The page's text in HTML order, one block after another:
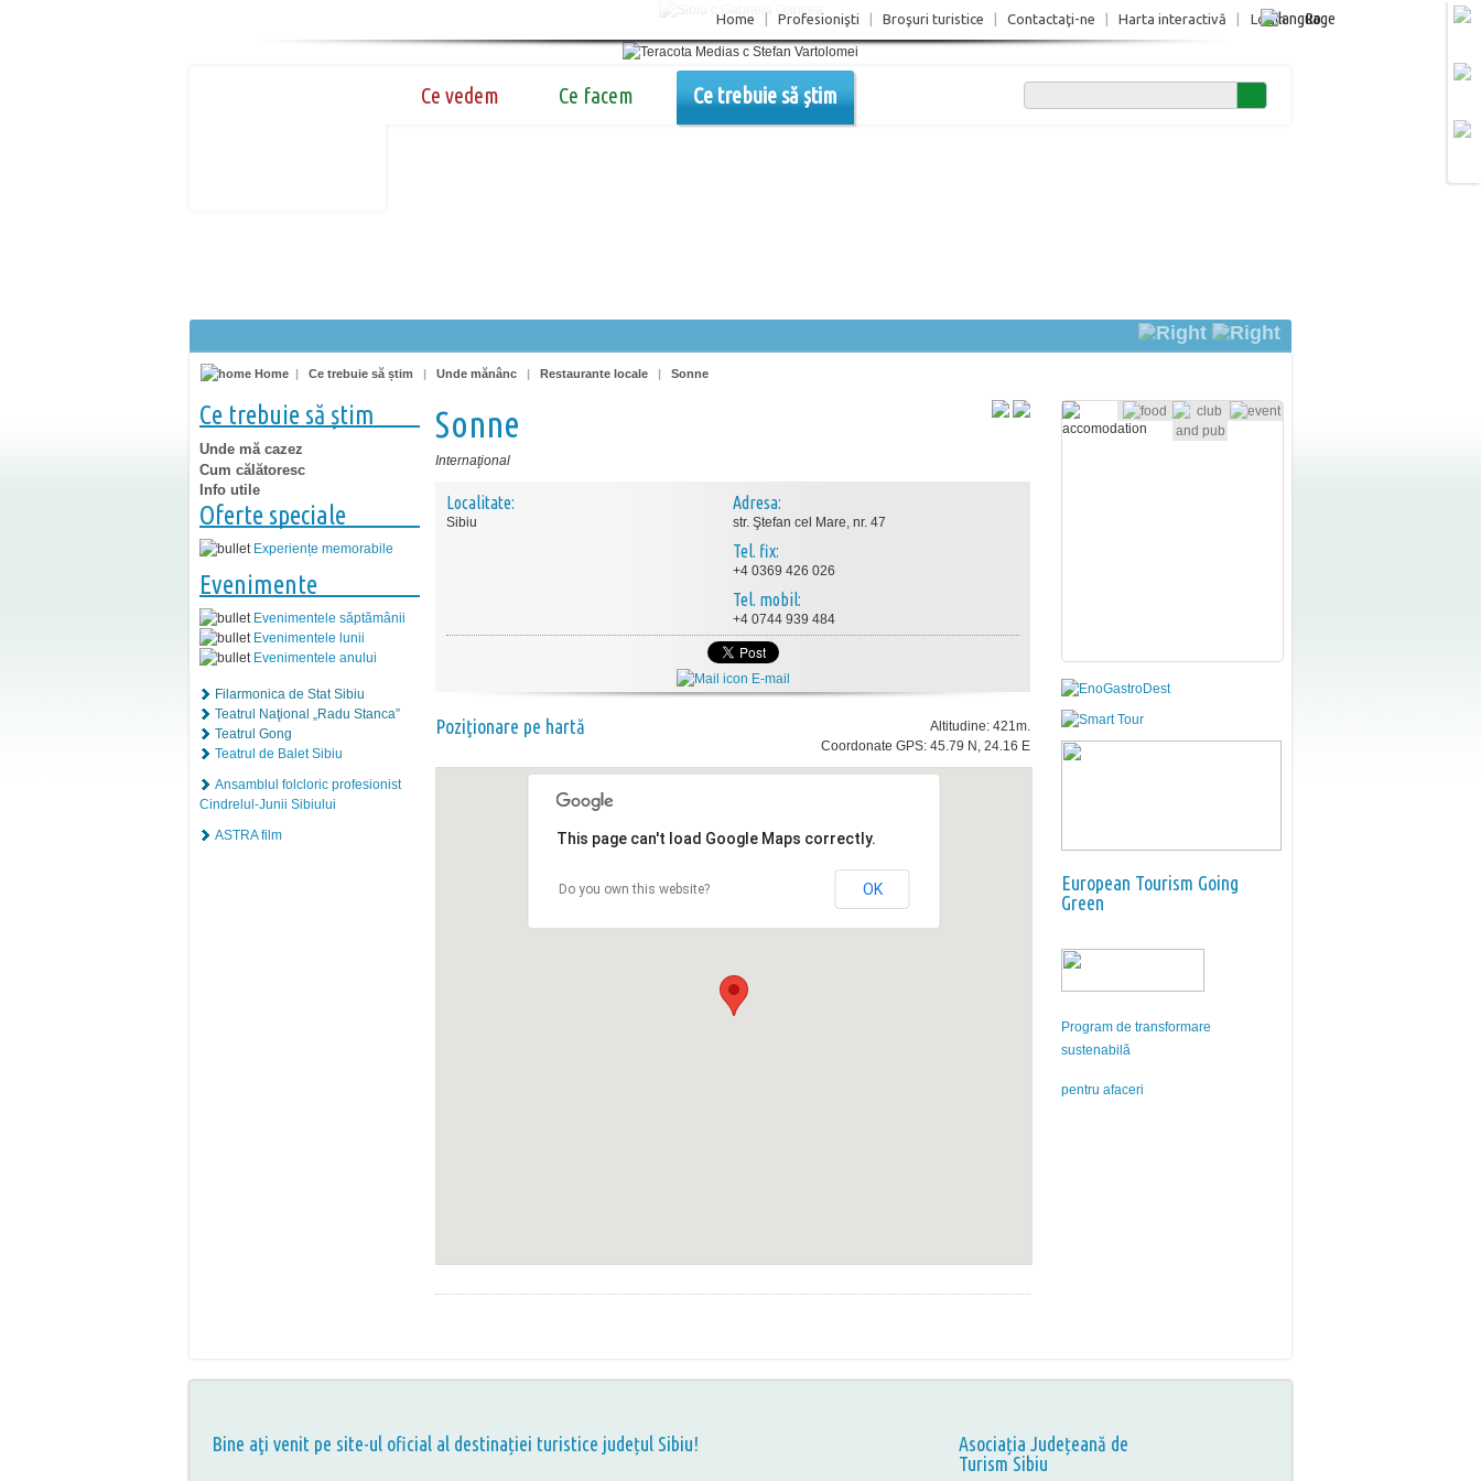
Login Ro
Home Profesionişti Broşuri turistice Contactaţi-ne Harta interactivă
Ce vedem Ce facem Ce trebuie să știm
Home | Ce trebuie să știm | Unde mănânc | Restaurante locale | Sonne
Ce trebuie să știm
Unde mă cazez
Cum călătoresc
Info utile
Oferte speciale
Experiențe memorabile
Evenimente
Evenimentele săptămânii
Evenimentele lunii
Evenimentele anului
Filarmonica de Stat Sibiu
Teatrul Naţional „Radu Stanca”
Teatrul Gong
Teatrul de Balet Sibiu
Ansamblul folcloric profesionist
Cindrelul-Junii Sibiului
ASTRA film
Sonne
Internaţional
Localitate:
Sibiu
Adresa:
str. Ştefan cel Mare, nr. 47
Tel. fix:
+4 0369 426 026
Tel. mobil:
+4 0744 939 484
E-mail
Altitudine: 421m.
Coordonate GPS: 45.79 N, 24.16 E
Poziţionare pe hartă
This page can't load Google Maps correctly.
Do you own this website? OK
European Tourism Going
Green
Program de transformare
sustenabilă
pentru afaceri
Bine aţi venit pe site-ul oficial al destinației turistice județul Sibiu!
Asociația Județeană de
Turism Sibiu